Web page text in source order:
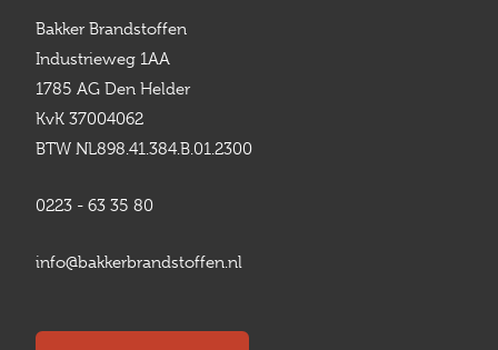
Bakker Brandstoffen
Industrieweg 1AA
1785 AG Den Helder
KvK 37004062
BTW NL898.41.384.B.01.2300
0223 - 63 35 80
info@bakkerbrandstoffen.nl